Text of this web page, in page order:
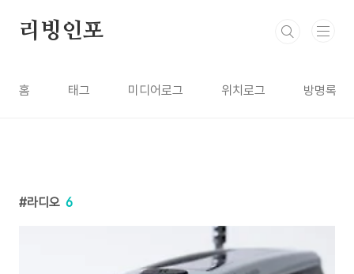
리빙인포
홈 태그 미디어로그 위치로그 방명록
라디오 6